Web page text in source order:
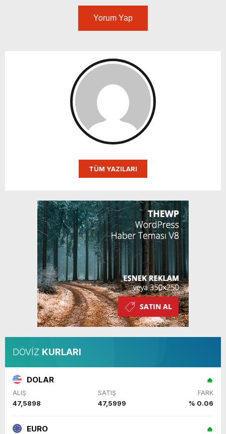
Yorum Yap
TÜM YAZILARI
DÖVİZ KURLARI
DOLAR
ALIŞ SATIŞ FARK
47,5898 47,5999 % 0.06
EURO